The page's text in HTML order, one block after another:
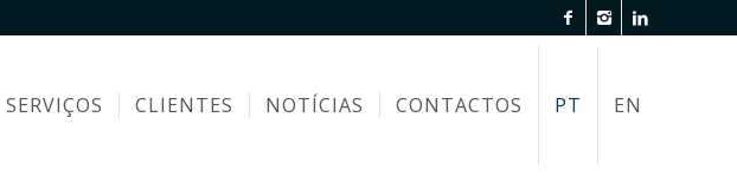
SERVIÇOS CLIENTES NOTÍCIAS CONTACTOS PT EN